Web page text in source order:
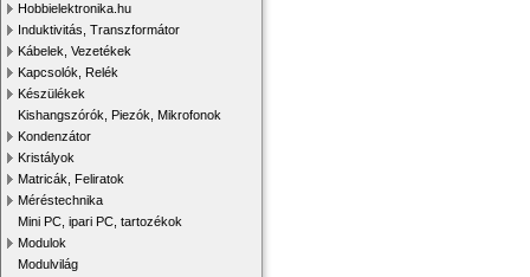
Hobbielektronika.hu
Induktivitás, Transzformátor
Kábelek, Vezetékek
Kapcsolók, Relék
Készülékek
Kishangszórók, Piezók, Mikrofonok
Kondenzátor
Kristályok
Matricák, Feliratok
Méréstechnika
Mini PC, ipari PC, tartozékok
Modulok
Modulvilág